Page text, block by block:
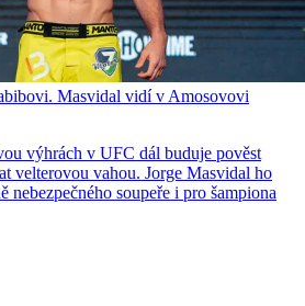
Masvidal vidí v Amosovovi
výhrách v UFC dál buduje pověst
velterovou vahou. Jorge Masvidal ho
nebezpečného soupeře i pro šampiona